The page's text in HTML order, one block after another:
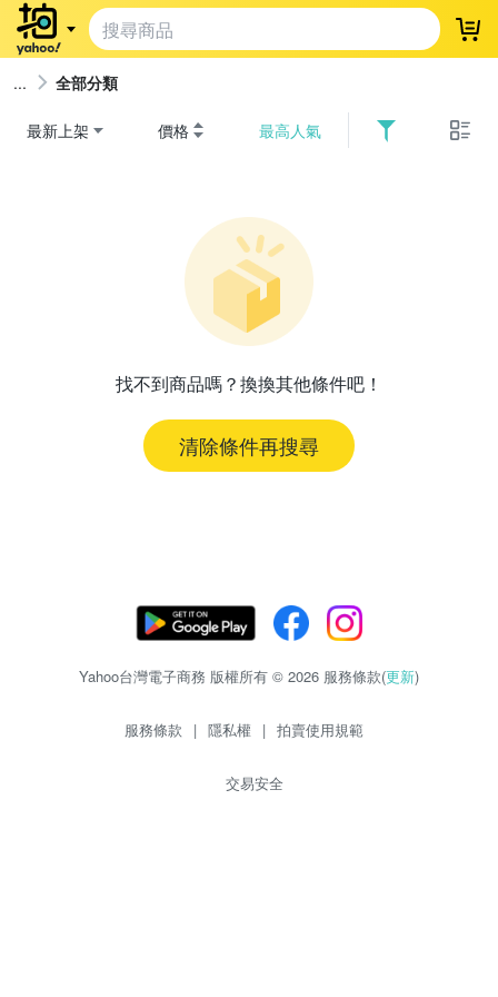
登
全部分類
最新上架 價格 最高人氣
找不到商品嗎？換換其他條件吧！
清除條件再搜尋
Yahoo台灣電子商務 版權所有 © 2026 服務條款(更新)
服務條款 | 隱私權 | 拍賣使用規範
交易安全